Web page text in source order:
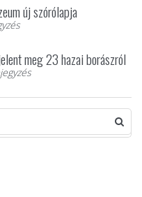
új szórólapja
meg 23 hazai borászról